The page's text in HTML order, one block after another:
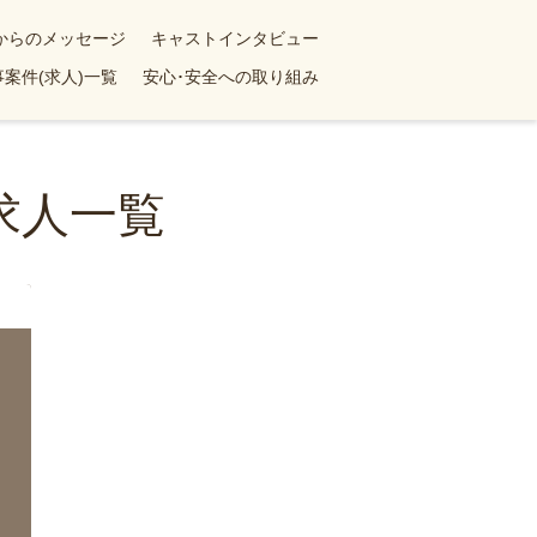
らのメッセージ
キャストインタビュー
案件(求人)一覧 安心･安全への取り組み
人一覧